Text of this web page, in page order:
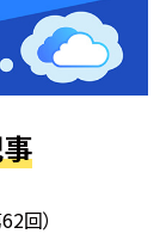
回）